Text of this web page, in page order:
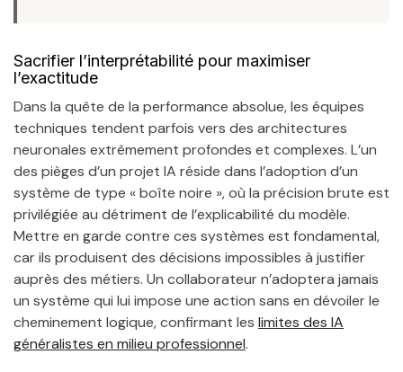
Sacrifier l’interprétabilité pour maximiser
l’exactitude
Dans la quête de la performance absolue, les équipes
techniques tendent parfois vers des architectures
neuronales extrêmement profondes et complexes. L’un
des pièges d’un projet IA réside dans l’adoption d’un
système de type « boîte noire », où la précision brute est
privilégiée au détriment de l’explicabilité du modèle.
Mettre en garde contre ces systèmes est fondamental,
car ils produisent des décisions impossibles à justifier
auprès des métiers. Un collaborateur n’adoptera jamais
un système qui lui impose une action sans en dévoiler le
cheminement logique, confirmant les limites des IA
généralistes en milieu professionnel.